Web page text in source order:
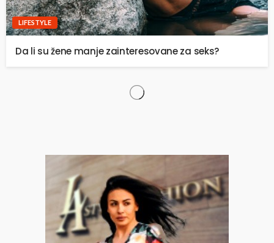
LIFESTYLE
Da li su žene manje zainteresovane za seks?